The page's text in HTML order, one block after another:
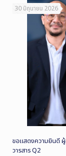
30 มิถุนายน 2026
ขอแสดงความยินดี
วารสาร Q2